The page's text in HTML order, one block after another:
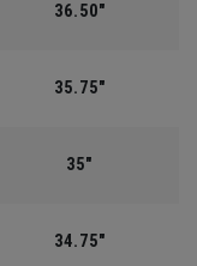
36.50"
35.75"
35"
34.75"